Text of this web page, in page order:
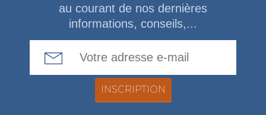
au courant de nos dernières
informations, conseils,...